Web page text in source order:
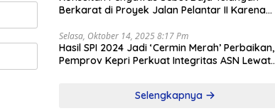
Berkarat di Proyek Jalan Pelantar II Karena
Selasa, Oktober 14, 2025 8:17 Pm
Hasil SPI 2024 Jadi ‘Cermin Merah’ Perbaikan,
Pemprov Kepri Perkuat Integritas ASN Lewat
Selengkapnya